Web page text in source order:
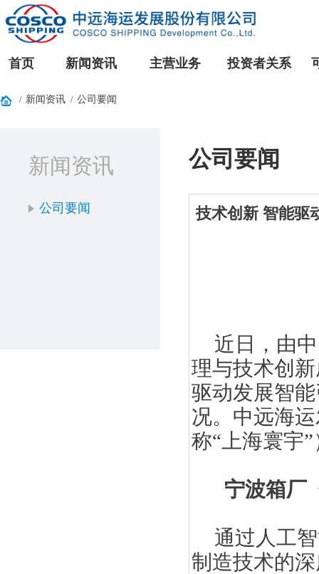
首页 新闻资讯 主营业务 投资者关系
/ 新闻资讯 / 公司要闻
新闻资讯
公司要闻
公司要闻
技术创新 智能驱
近日，由
理与技术创
驱动发展智
况。中远海
称“上海寰宇
宁波箱厂
通过人工
制造技术的